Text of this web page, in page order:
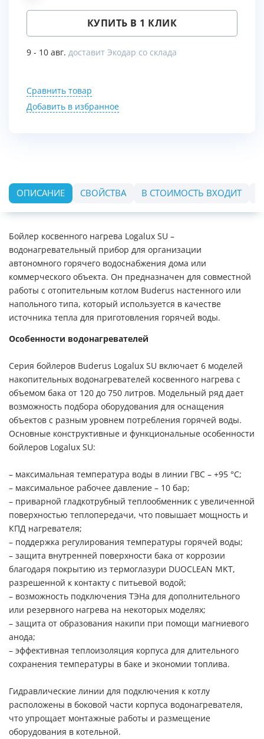
КУПИТЬ В 1 КЛИК
9 - 10 авг. доставит Экодар со склада
Сравнить товар
Добавить в избранное
ОПИСАНИЕ СВОЙСТВА В СТОИМОСТЬ ВХОДИТ
Бойлер косвенного нагрева Logalux SU –
водонагревательный прибор для организации
автономного горячего водоснабжения дома или
коммерческого объекта. Он предназначен для совместной
работы с отопительным котлом Buderus настенного или
напольного типа, который используется в качестве
источника тепла для приготовления горячей воды.
Особенности водонагревателей
Серия бойлеров Buderus Logalux SU включает 6 моделей
накопительных водонагревателей косвенного нагрева с
объемом бака от 120 до 750 литров. Модельный ряд дает
возможность подбора оборудования для оснащения
объектов с разным уровнем потребления горячей воды.
Основные конструктивные и функциональные особенности
бойлеров Logalux SU:
– максимальная температура воды в линии ГВС – +95 °C;
– максимальное рабочее давление – 10 бар;
– приварной гладкотрубный теплообменник с увеличенной
поверхностью теплопередачи, что повышает мощность и
КПД нагревателя;
– поддержка регулирования температуры горячей воды;
– защита внутренней поверхности бака от коррозии
благодаря покрытию из термоглазури DUOCLEAN MKT,
разрешенной к контакту с питьевой водой;
– возможность подключения ТЭНа для дополнительного
или резервного нагрева на некоторых моделях;
– защита от образования накипи при помощи магниевого
анода;
– эффективная теплоизоляция корпуса для длительного
сохранения температуры в баке и экономии топлива.
Гидравлические линии для подключения к котлу
расположены в боковой части корпуса водонагревателя,
что упрощает монтажные работы и размещение
оборудования в котельной.